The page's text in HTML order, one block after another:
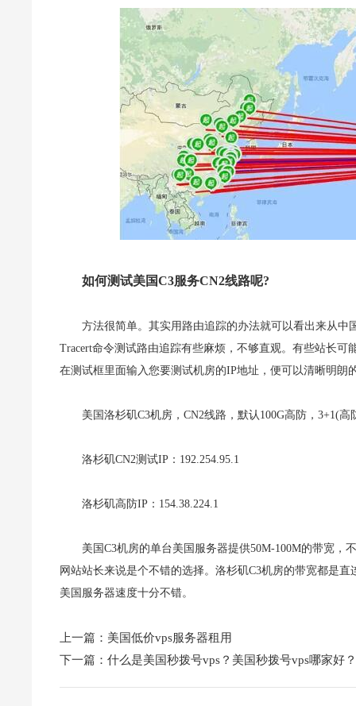
如何测试美国C3服务CN2线路呢?
方法很简单。其实用路由追踪的办法就可以看出来从中
Tracert命令测试路由追踪有些麻烦，不够直观。有些站长可
在测试框里面输入您要测试机房的IP地址，便可以清晰明朗
美国洛杉矶C3机房，CN2线路，默认100G高防，3+1(
洛杉矶CN2测试IP：192.254.95.1
洛杉矶高防IP：154.38.224.1
美国C3机房的单台美国服务器提供50M-100M的带宽
网站站长来说是个不错的选择。洛杉矶C3机房的带宽都是
美国服务器速度十分不错。
上一篇： 美国低价vps服务器租用
下一篇： 什么是美国秒拨号vps？美国秒拨号vps哪家好？